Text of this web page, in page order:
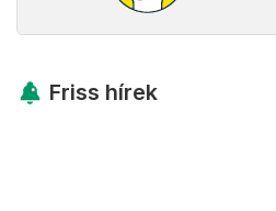
Friss hírek